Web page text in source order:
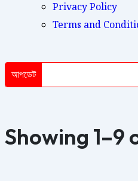
Privacy Policy
Terms and
আপডেট
Showing 1–9